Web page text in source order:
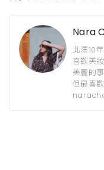
Nara
北漂10
喜歡美
美麗的
但最喜